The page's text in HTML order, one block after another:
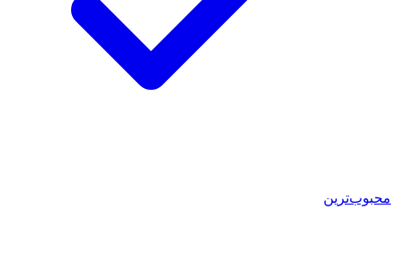
محبوب‌ترین